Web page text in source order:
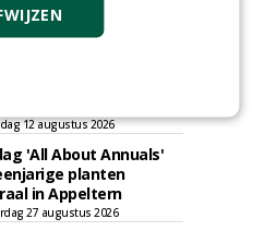
over
en Heem in
12 augustus 2026
'All About Annuals'
planten
in Appeltern
27 augustus 2026